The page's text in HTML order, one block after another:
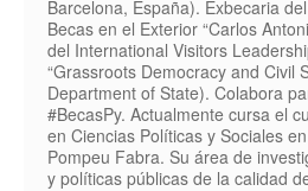
Barcelona, España). Exbecaria
Becas en el Exterior “Carlos
del International Visitors
“Grassroots Democracy and Civil
Department of State). Colabora
#BecasPy. Actualmente cursa el
en Ciencias Políticas y Sociales
Pompeu Fabra. Su área de
y políticas públicas de la calidad